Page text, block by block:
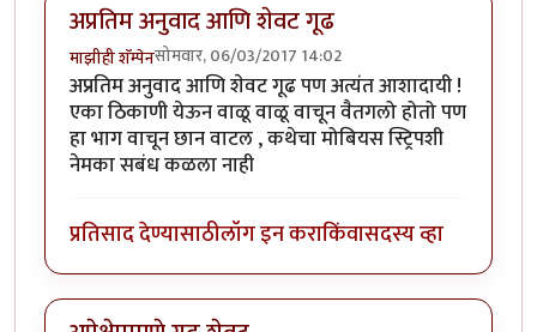
अप्रतिम अनुवाद आणि शेवट गूढ
माझीही शॅम्पेनसोमवार, 06/03/2017 14:02
अप्रतिम अनुवाद आणि शेवट गूढ पण अत्यंत आशादायी !
एका ठिकाणी येऊन वाळू वाळू वाचून वैतगलो होतो पण
हा भाग वाचून छान वाटल , कथेचा मोबियस स्ट्रिपशी
नेमका सबंध कळला नाही
प्रतिसाद देण्यासाठीलॉग इन कराकिंवासदस्य व्हा